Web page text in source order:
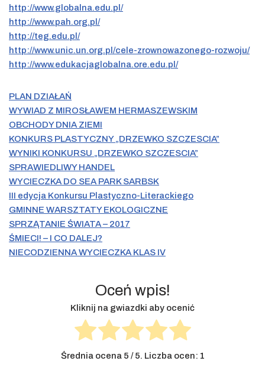
http://www.globalna.edu.pl/
http://www.pah.org.pl/
http://teg.edu.pl/
http://www.unic.un.org.pl/cele-zrownowazonego-rozwoju/
http://www.edukacjaglobalna.ore.edu.pl/
PLAN DZIAŁAŃ
WYWIAD Z MIROSŁAWEM HERMASZEWSKIM
OBCHODY DNIA ZIEMI
KONKURS PLASTYCZNY „DRZEWKO SZCZESCIA”
WYNIKI KONKURSU „DRZEWKO SZCZESCIA”
SPRAWIEDLIWY HANDEL
WYCIECZKA DO SEA PARK SARBSK
III edycja Konkursu Plastyczno-Literackiego
GMINNE WARSZTATY EKOLOGICZNE
SPRZĄTANIE ŚWIATA – 2017
ŚMIECI! – I CO DALEJ?
NIECODZIENNA WYCIECZKA KLAS IV
Oceń wpis!
Kliknij na gwiazdki aby ocenić
Średnia ocena 5 / 5. Liczba ocen: 1